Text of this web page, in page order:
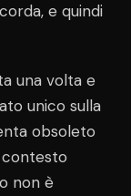
e quindi
una volta e
unico sulla
obsoleto
contesto
non è